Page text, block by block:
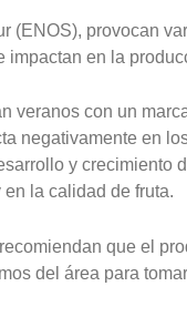
(ENOS), provocan
impactan en la
veranos con un
negativamente en
y crecimiento
la calidad de fruta.
que el
del área para